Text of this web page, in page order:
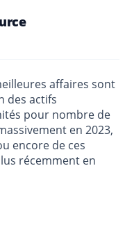
affaires sont
des actifs
pour nombre de
en 2023,
encore de ces
récemment en